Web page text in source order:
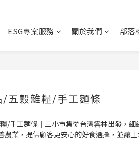
ESG專案服務 關於我們 部落
/五穀雜糧/手工麵條
/手工麵條｜三小市集從台灣雲林出發，
農業，提供顧客更安心的好食選擇，並讓土